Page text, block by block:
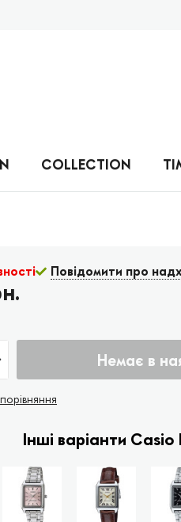
COLLECTION
Повідомити про
Немає в
Інші варіанти